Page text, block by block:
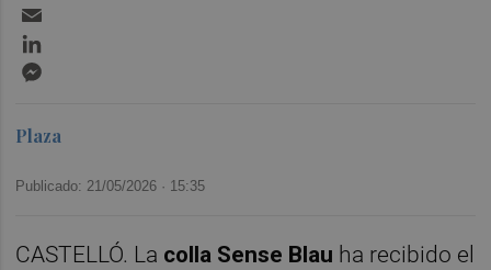
Plaza
Publicado: 21/05/2026 · 15:35
CASTELLÓ. La colla Sense Blau ha recibido el